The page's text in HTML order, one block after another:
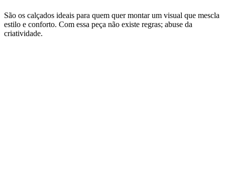
São os calçados ideais para quem quer montar um visual que mescla
estilo e conforto. Com essa peça não existe regras; abuse da
criatividade.